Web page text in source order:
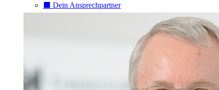
⬛️ Dein Ansprechpartner